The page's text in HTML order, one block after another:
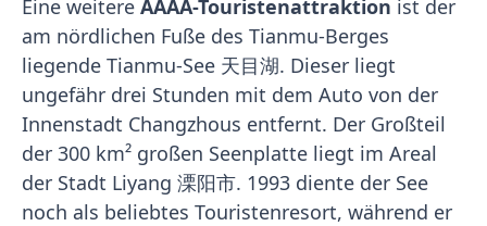
Eine weitere AAAA-Touristenattraktion ist der
am nördlichen Fuße des Tianmu-Berges
liegende Tianmu-See 天目湖. Dieser liegt
ungefähr drei Stunden mit dem Auto von der
Innenstadt Changzhous entfernt. Der Großteil
der 300 km² großen Seenplatte liegt im Areal
der Stadt Liyang 溧阳市. 1993 diente der See
noch als beliebtes Touristenresort, während er